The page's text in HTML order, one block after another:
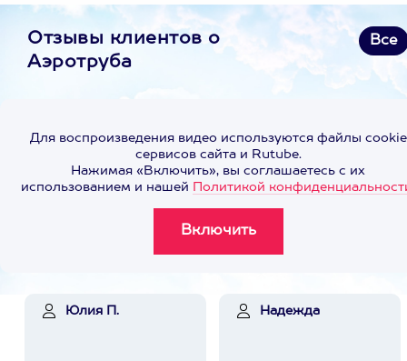
Отзывы клиентов о
Аэротруба
Все
Для воспроизведения видео используются файлы cookie
сервисов сайта и Rutube.
Нажимая «Включить», вы соглашаетесь с их
использованием и нашей Политикой
Юлия П. Надежда